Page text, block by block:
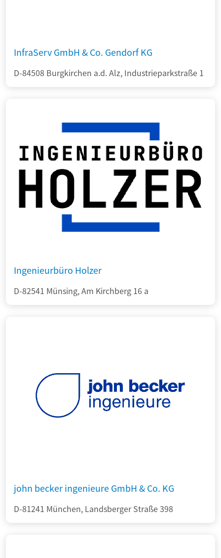
InfraServ GmbH & Co. Gendorf KG
D-84508 Burgkirchen a.d. Alz, Industrieparkstraße 1
Ingenieurbüro Holzer
D-82541 Münsing, Am Kirchberg 16 a
john becker ingenieure GmbH & Co. KG
D-81241 München, Landsberger Straße 398